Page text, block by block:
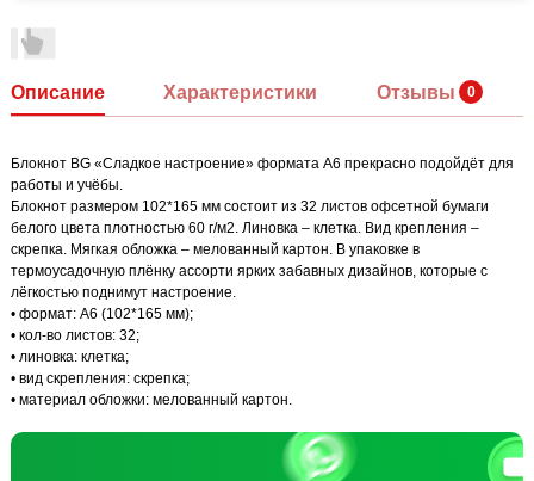
Описание Характеристики Отзывы
Блокнот BG «Сладкое настроение» формата А6 прекрасно подойдёт для
работы и учёбы.
Блокнот размером 102*165 мм состоит из 32 листов офсетной бумаги
белого цвета плотностью 60 г/м2. Линовка – клетка. Вид крепления –
скрепка. Мягкая обложка – мелованный картон. В упаковке в
термоусадочную плёнку ассорти ярких забавных дизайнов, которые с
лёгкостью поднимут настроение.
• формат: А6 (102*165 мм);
• кол-во листов: 32;
• линовка: клетка;
• вид скрепления: скрепка;
• материал обложки: мелованный картон.